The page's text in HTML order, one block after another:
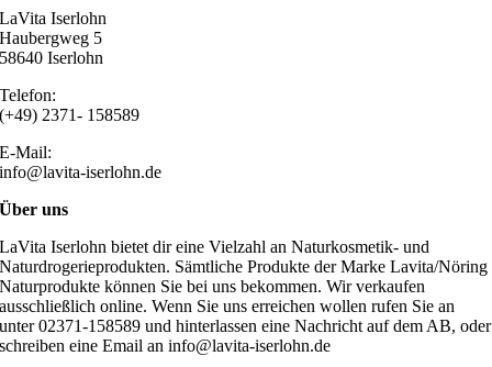
LaVita Iserlohn
Haubergweg 5
58640 Iserlohn
Telefon:
(+49) 2371- 158589
E-Mail:
info@lavita-iserlohn.de
Über uns
LaVita Iserlohn bietet dir eine Vielzahl an Naturkosmetik- und
Naturdrogerieprodukten. Sämtliche Produkte der Marke Lavita/Nöring
Naturprodukte können Sie bei uns bekommen. Wir verkaufen
ausschließlich online. Wenn Sie uns erreichen wollen rufen Sie an
unter 02371-158589 und hinterlassen eine Nachricht auf dem AB, oder
schreiben eine Email an info@lavita-iserlohn.de